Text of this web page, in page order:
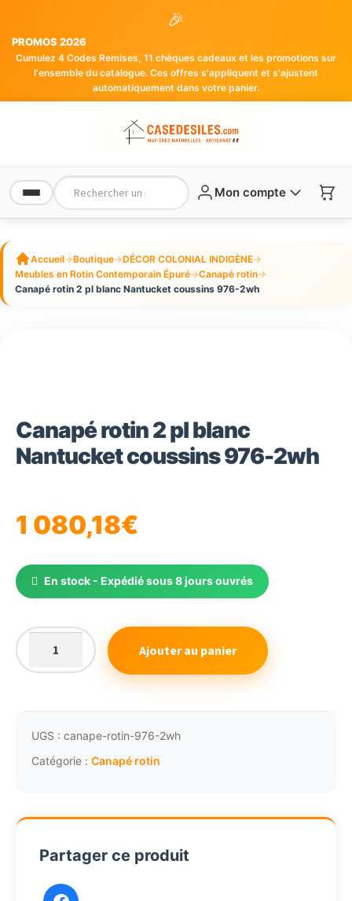
🎉
PROMOS 2026
Cumulez 4 Codes Remises, 11 chèques cadeaux et les promotions sur
l'ensemble du catalogue. Ces offres s'appliquent et s'ajustent
automatiquement dans votre panier.
Mon compte
Accueil→Boutique→DÉCOR COLONIAL INDIGÈNE→
Meubles en Rotin Contemporain Épuré→Canapé rotin→
Canapé rotin 2 pl blanc Nantucket coussins 976-2wh
Canapé rotin 2 pl blanc
Nantucket coussins 976-2wh
1 080,18€
En stock - Expédié sous 8 jours ouvrés
quantité
de
2
pl
coussins
2wh
Ajouter au panier
UGS : canape-rotin-976-2wh
Catégorie : Canapé rotin
Partager ce produit